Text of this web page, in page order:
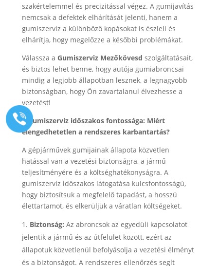
szakértelemmel és precizitással végez. A gumijavítás
nemcsak a defektek elhárítását jelenti, hanem a
gumiszerviz a különböző kopásokat is észleli és
elhárítja, hogy megelőzze a későbbi problémákat.
Válassza a Gumiszerviz Mezőkövesd szolgáltatásait,
és biztos lehet benne, hogy autója gumiabroncsai
mindig a legjobb állapotban lesznek, a legnagyobb
biztonságban, hogy Ön zavartalanul élvezhesse a
vezetést!
A gumiszerviz időszakos fontossága: Miért
elengedhetetlen a rendszeres karbantartás?
A gépjárművek gumijainak állapota közvetlen
hatással van a vezetési biztonságra, a jármű
teljesítményére és a költséghatékonyságra. A
gumiszerviz időszakos látogatása kulcsfontosságú,
hogy biztosítsuk a megfelelő tapadást, a hosszú
élettartamot, és elkerüljük a váratlan költségeket.
Biztonság: Az abroncsok az egyedüli kapcsolatot
jelentik a jármű és az útfelület között, ezért az
állapotuk közvetlenül befolyásolja a vezetési élményt
és a biztonságot. A rendszeres ellenőrzés segít